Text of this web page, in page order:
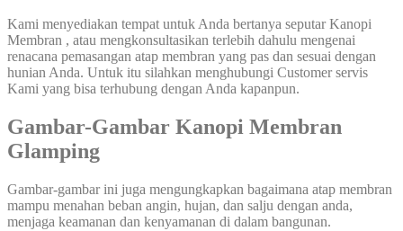
Kami menyediakan tempat untuk Anda bertanya seputar Kanopi
Membran , atau mengkonsultasikan terlebih dahulu mengenai
renacana pemasangan atap membran yang pas dan sesuai dengan
hunian Anda. Untuk itu silahkan menghubungi Customer servis
Kami yang bisa terhubung dengan Anda kapanpun.
Gambar-Gambar Kanopi Membran
Glamping
Gambar-gambar ini juga mengungkapkan bagaimana atap membran
mampu menahan beban angin, hujan, dan salju dengan anda,
menjaga keamanan dan kenyamanan di dalam bangunan.